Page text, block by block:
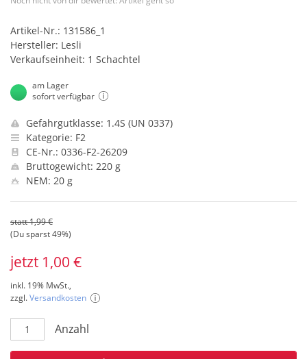
Artikel-Nr.: 131586_1
Hersteller: Lesli
Verkaufseinheit: 1 Schachtel
am Lager
sofort verfügbar
Gefahrgutklasse: 1.4S (UN 0337)
Kategorie: F2
CE-Nr.: 0336-F2-26209
Bruttogewicht: 220 g
NEM: 20 g
statt 1,99 €
(Du sparst 49%)
jetzt 1,00 €
inkl. 19% MwSt.,
zzgl.Versandkosten
Anzahl